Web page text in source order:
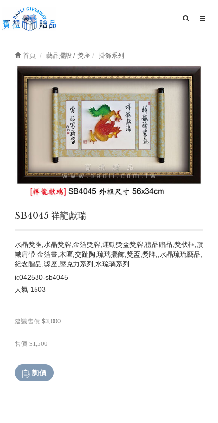
首頁 藝品擺設 / 獎座 掛飾系列
SB4045 祥龍獻瑞
水晶獎座,水晶獎牌,金箔獎牌,運動獎盃獎牌,禮品贈品,獎狀框,旗
幟肩帶,金箔畫,木匾,交趾陶,琉璃擺飾,獎盃,獎牌,,水晶琉琉藝品,
紀念贈品,獎座,壓克力系列,水琉璃系列
ic042580-sb4045
人氣 1503
建議售價 $3,000
售價 $1,500
詢價